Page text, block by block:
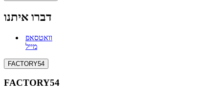
דברו איתנו
וואטסאפ
מייל
FACTORY54
FACTORY54